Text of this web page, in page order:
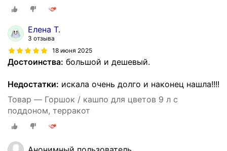
Елена Т.
3 отзыва
18 июня 2025
Достоинства: большой и дешевый.
Недостатки: искала очень долго и наконец нашла!!!!
Товар — Горшок / кашпо для цветов 9 л с
поддоном, терракот